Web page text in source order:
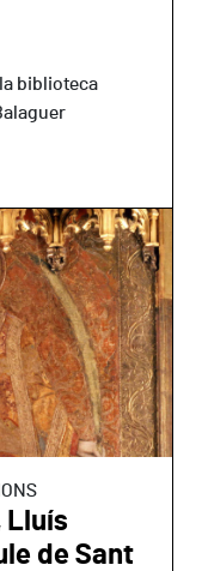
biblioteca
Lluís
de Sant